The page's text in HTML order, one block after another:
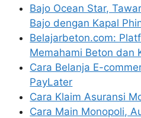
Bajo Ocean Star,
Bajo dengan Kapal
Belajarbeton.com:
Memahami Beton dan
Cara Belanja E-
PayLater
Cara Klaim Asuransi
Cara Main Monopoli,